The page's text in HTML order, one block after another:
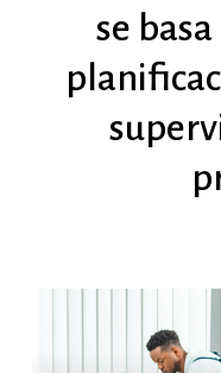
se basa